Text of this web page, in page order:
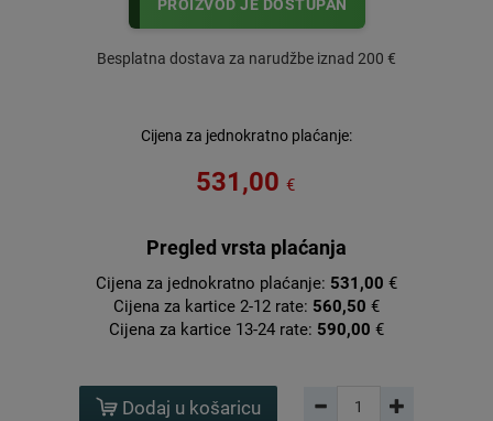
PROIZVOD JE DOSTUPAN
Besplatna dostava za narudžbe iznad 200 €
Cijena za jednokratno plaćanje:
531,00 €
Pregled vrsta plaćanja
Cijena za jednokratno plaćanje: 531,00 €
Cijena za kartice 2-12 rate: 560,50 €
Cijena za kartice 13-24 rate: 590,00 €
Dodaj u košaricu